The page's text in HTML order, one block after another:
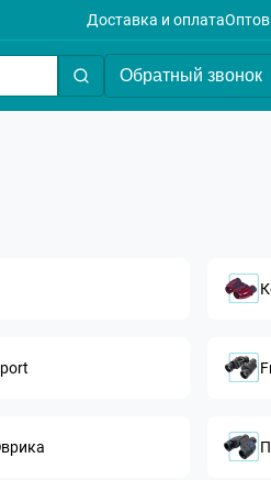
Доставка и оплата
Обратный звонок